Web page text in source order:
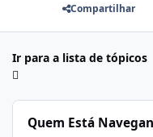
Compartilhar
Ir para a lista de tópicos
Quem Está